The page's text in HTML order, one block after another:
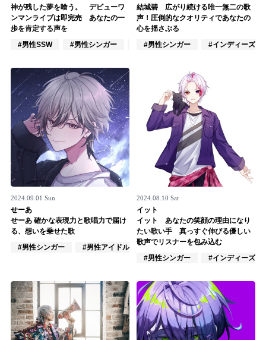
記事リクエスト
ログイン
LINK
muevoクラウドファンディング
muevoコミュニティ
ぶいクラ！by muevo
ぶいコミュ！by muevo
ぶいマガ！ by muevo
神が残した夢を喰う。 デビューワ
ンマンライブは即完売 あなたの一
歩を肯定する声を
#男性SSW
#男性シンガー #インディーズ
結城碧 広がり続ける唯一無二の歌
声！圧倒的なクオリティであなたの
心を揺さぶる
#男性シンガー
#インディーズ
2024.09.01 Sun
せーあ
せーあ 確かな表現力と歌唱力で届け
る、想いを乗せた歌
#男性シンガー
#男性アイドル #VOCALOID
2024.08.10 Sat
イット
イット あなたの笑顔の理由になり
たい歌い手 真っすぐ伸びる優しい
歌声でリスナーを包み込む
#男性シンガー
#インディーズ